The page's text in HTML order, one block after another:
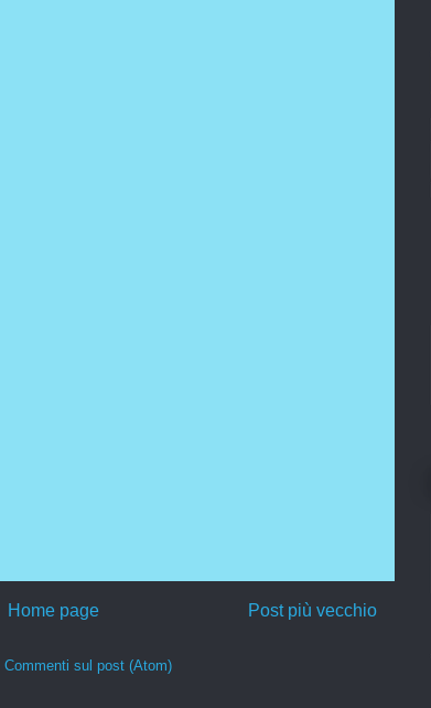
Post più vecchio
Home page
Commenti sul post (Atom)